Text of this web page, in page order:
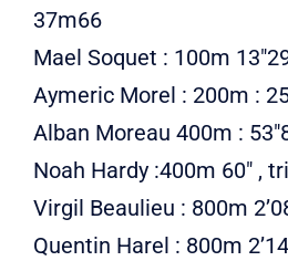
37m66
Mael Soquet : 100m
Aymeric Morel : 200m :
Alban Moreau 400m :
Noah Hardy :400m 60″ ,
Virgil Beaulieu : 800m
Quentin Harel : 800m 2’14